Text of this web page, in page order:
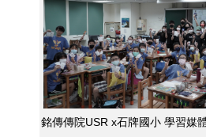
銘傳傳院USR x石牌國小 學習媒